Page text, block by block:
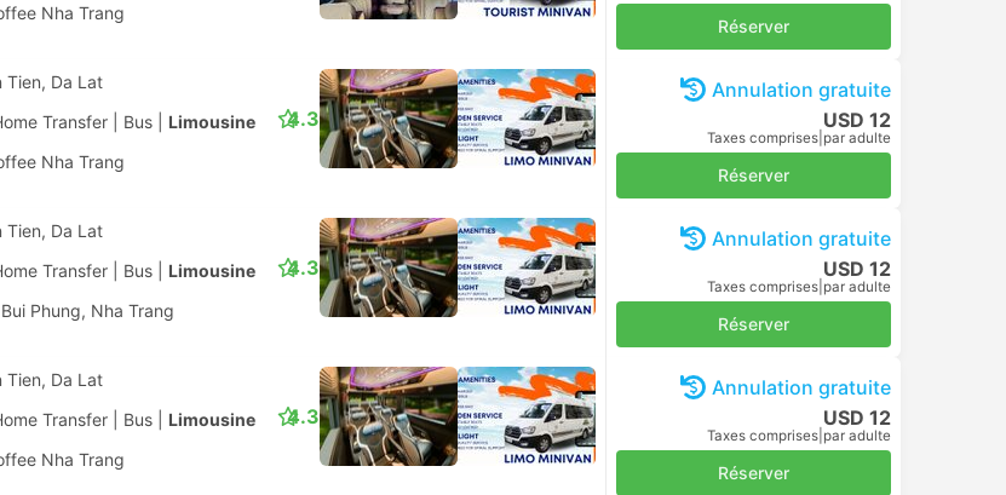
Nha Trang
Réserver
Tien, Da Lat
Transfer Bus Limousine
Nha Trang
4.3
Annulation gratuite
USD 12
Taxes comprises par adulte
Réserver
Tien, Da Lat
Transfer Bus Limousine
Phung, Nha Trang
4.3
Annulation gratuite
USD 12
Taxes comprises par adulte
Réserver
Tien, Da Lat
Transfer Bus Limousine
Nha Trang
4.3
Annulation gratuite
USD 12
Taxes comprises par adulte
Réserver